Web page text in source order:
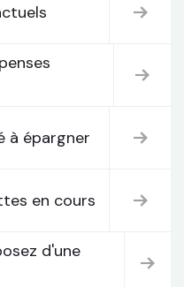
à épargner
en cours
d'une